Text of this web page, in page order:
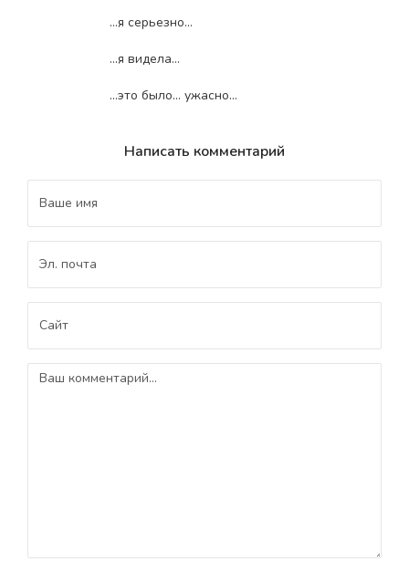
...я серьезно...
...я видела...
...это было... ужасно...
Написать комментарий